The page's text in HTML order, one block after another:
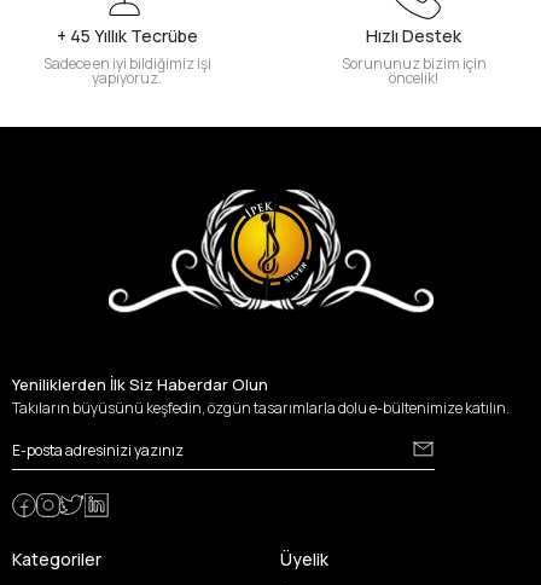
+ 45 Yıllık Tecrübe
Sadece en iyi bildiğimiz işi
yapıyoruz.
Hızlı Destek
Sorununuz bizim için
öncelik!
Yeniliklerden İlk Siz Haberdar Olun
Takıların büyüsünü keşfedin, özgün tasarımlarla dolu e-bültenimize katılın.
Kategoriler Üyelik